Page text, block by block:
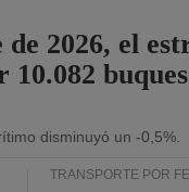
2026, el
disminuyó un -0,5%.
TRANSPORTE POR